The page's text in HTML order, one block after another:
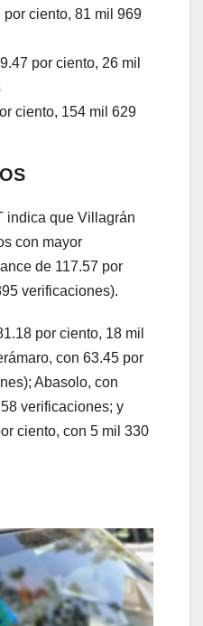
ciento, 81 mil 969
por ciento, 26 mil
ciento, 154 mil 629
indica que Villagrán
con mayor
de 117.57 por
verificaciones).
por ciento, 18 mil
con 63.45 por
Abasolo, con
verificaciones; y
ciento, con 5 mil 330